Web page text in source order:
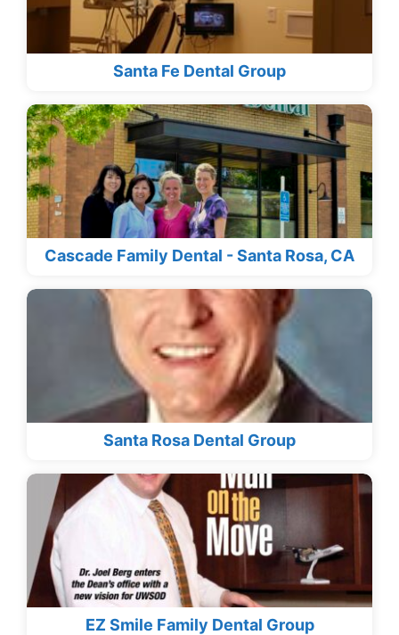
Santa Fe Dental Group
Cascade Family Dental - Santa Rosa, CA
Santa Rosa Dental Group
EZ Smile Family Dental Group